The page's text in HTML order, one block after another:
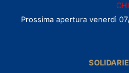
Prossima apertura venerdì